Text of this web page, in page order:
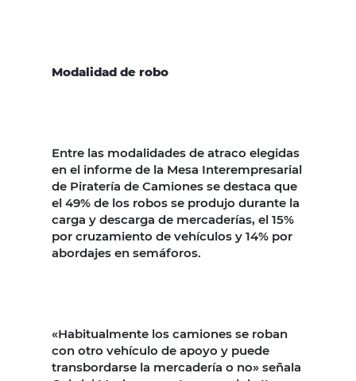
Modalidad de robo
Entre las modalidades de atraco elegidas
en el informe de la Mesa Interempresarial
de Piratería de Camiones se destaca que
el 49% de los robos se produjo durante la
carga y descarga de mercaderías, el 15%
por cruzamiento de vehículos y 14% por
abordajes en semáforos.
«Habitualmente los camiones se roban
con otro vehículo de apoyo y puede
transbordarse la mercadería o no» señala